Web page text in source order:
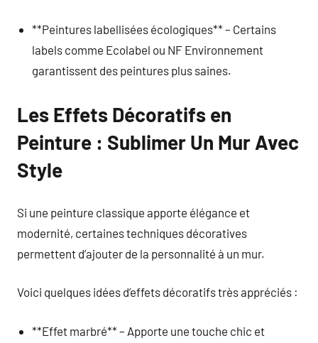
**Peintures labellisées écologiques** – Certains
labels comme Ecolabel ou NF Environnement
garantissent des peintures plus saines.
Les Effets Décoratifs en
Peinture : Sublimer Un Mur Avec
Style
Si une peinture classique apporte élégance et
modernité, certaines techniques décoratives
permettent d’ajouter de la personnalité à un mur.
Voici quelques idées d’effets décoratifs très appréciés :
**Effet marbré** – Apporte une touche chic et